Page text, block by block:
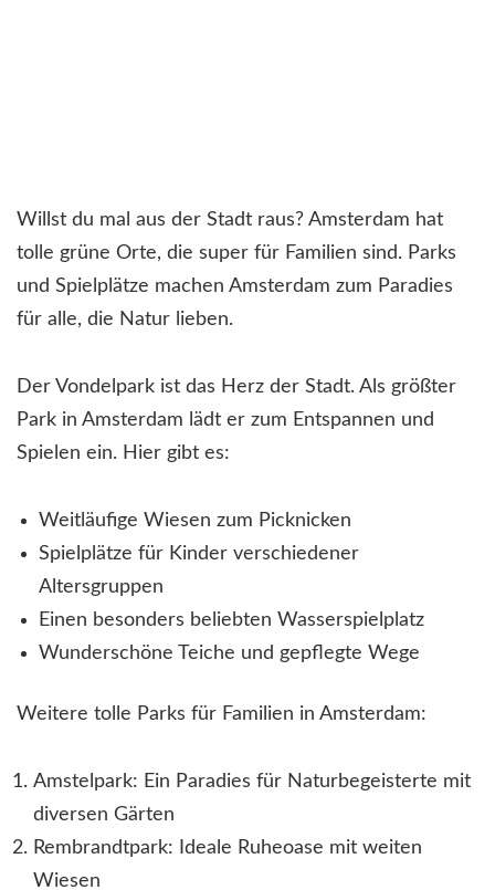
Willst du mal aus der Stadt raus? Amsterdam hat
tolle grüne Orte, die super für Familien sind. Parks
und Spielplätze machen Amsterdam zum Paradies
für alle, die Natur lieben.
Der Vondelpark ist das Herz der Stadt. Als größter
Park in Amsterdam lädt er zum Entspannen und
Spielen ein. Hier gibt es:
Weitläufige Wiesen zum Picknicken
Spielplätze für Kinder verschiedener
Altersgruppen
Einen besonders beliebten Wasserspielplatz
Wunderschöne Teiche und gepflegte Wege
Weitere tolle Parks für Familien in Amsterdam:
Amstelpark: Ein Paradies für Naturbegeisterte mit
diversen Gärten
Rembrandtpark: Ideale Ruheoase mit weiten
Wiesen